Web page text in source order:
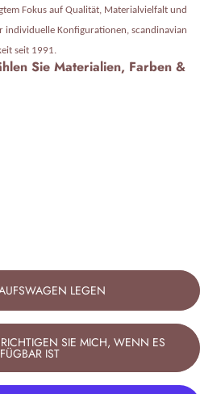
Fokus auf Qualität, Materialvielfalt und
individuelle Konfigurationen, scandinavian
seit 1991.
Sie Materialien, Farben &
LEGEN
SIE MICH, WENN ES
IST